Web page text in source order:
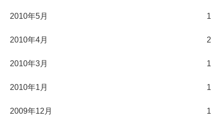
2010年5月 1
2010年4月 2
2010年3月 1
2010年1月 1
2009年12月 1